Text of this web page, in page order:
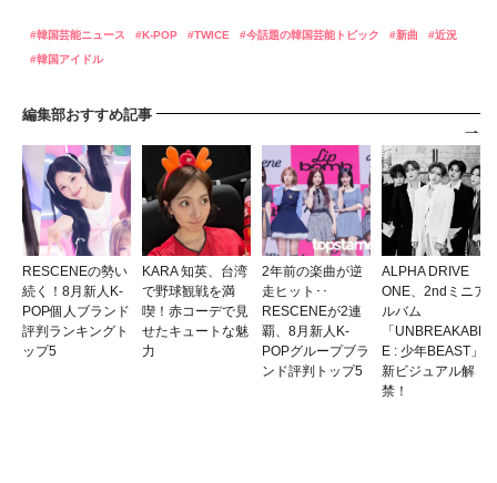
韓国芸能ニュース K-POP TWICE 今話題の韓国芸能トピック 新曲
近況
韓国アイドル
編集部おすすめ記事
RESCENEの勢い
続く！8月新人K-
POP個人ブランド
評判ランキングト
ップ5
KARA 知英、台湾
で野球観戦を満
喫！赤コーデで見
せたキュートな魅
力
2年前の楽曲が逆
走ヒット･･
RESCENEが2連
覇、8月新人K-
POPグループブラ
ンド評判トップ5
ALPHA DRIVE
ONE、2ndミニア
ルバム
「UNBREAKABL
E : 少年BEAST」
新ビジュアル解
禁！